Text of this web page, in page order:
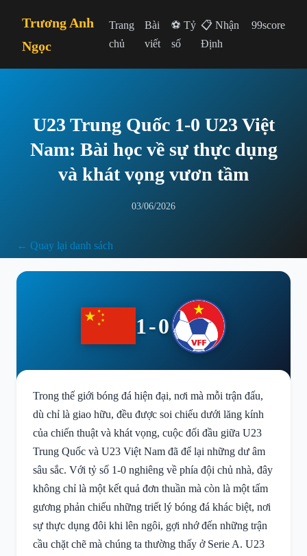
Trương Anh
Ngọc
Trang
chủ
Bài
viết
⚽ Tỷ
số
📋 Nhận
Định
99score
U23 Trung Quốc 1-0 U23 Việt
Nam: Bài học về sự thực dụng
và khát vọng vươn tầm
03/06/2026
← Quay lại danh sách
1-0
Trong thế giới bóng đá hiện đại, nơi mà mỗi trận đấu,
dù chỉ là giao hữu, đều được soi chiếu dưới lăng kính
của chiến thuật và khát vọng, cuộc đối đầu giữa U23
Trung Quốc và U23 Việt Nam đã để lại những dư âm
sâu sắc. Với tỷ số 1-0 nghiêng về phía đội chủ nhà, đây
không chỉ là một kết quả đơn thuần mà còn là một tấm
gương phản chiếu những triết lý bóng đá khác biệt, nơi
sự thực dụng đôi khi lên ngôi, gợi nhớ đến những trận
cầu chặt chẽ mà chúng ta thường thấy ở Serie A. U23